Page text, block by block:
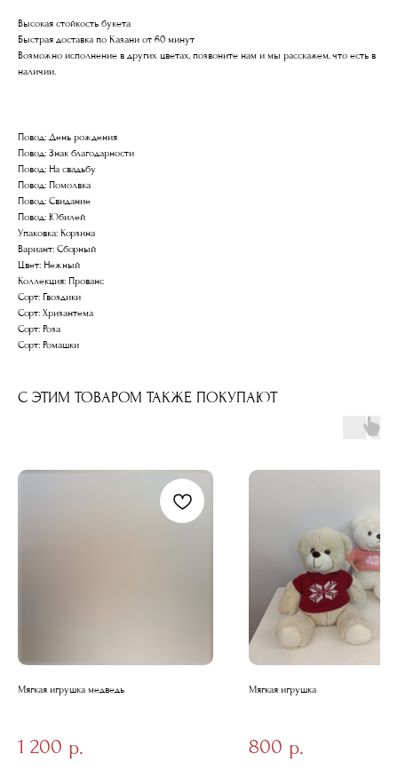
Высокая стойкость букета
Быстрая доставка по Казани от 60 минут
Возможно исполнение в других цветах, позвоните нам и мы расскажем, что есть в
наличии.
Повод: День рождения
Повод: Знак благодарности
Повод: На свадьбу
Повод: Помолвка
Повод: Свидание
Повод: Юбилей
Упаковка: Корзина
Вариант: Сборный
Цвет: Нежный
Коллекция: Прованс
Сорт: Гвоздики
Сорт: Хризантема
Сорт: Роза
Сорт: Ромашки
С ЭТИМ ТОВАРОМ ТАКЖЕ ПОКУПАЮТ
Мягкая игрушка медведь
1 200 р.
Мягкая игрушка
800 р.